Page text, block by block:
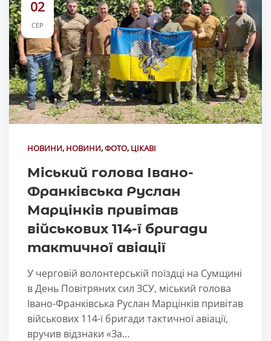
02
СЕР
НОВИНИ, НОВИНИ,ФОТО, ЦІКАВІ
Міський голова Івано-
Франківська Руслан
Марцінків привітав
військових 114-ї бригади
тактичної авіації
У черговій волонтерській поїздці на Сумщині
в День Повітряних сил ЗСУ, міський голова
Івано-Франківська Руслан Марцінків привітав
військових 114-ї бригади тактичної авіації,
вручив відзнаки «За…